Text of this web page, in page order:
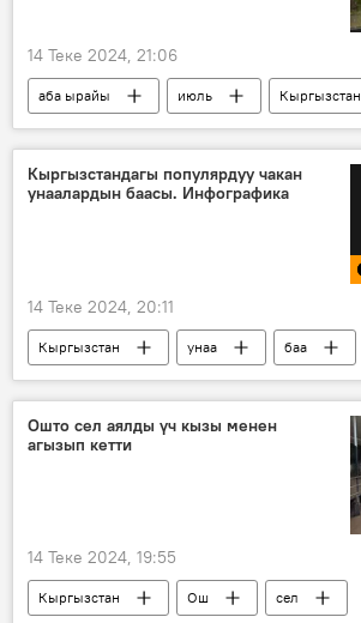
14 Теке 2024, 21:06
аба ырайы июль Кыргызстан
Кыргызстандагы популярдуу чакан
унаалардын баасы. Инфографика
14 Теке 2024, 20:11
Кыргызстан унаа
баа
автобазар
Инфографика
Ошто сел аялды үч кызы менен
агызып кетти
14 Теке 2024, 19:55
Кыргызстан Ош сел